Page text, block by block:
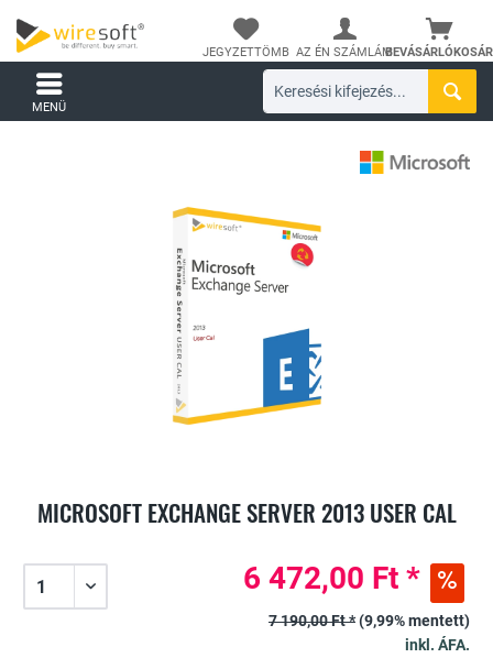
BEVÁSÁRLÓKOSÁR
JEGYZETTÖMB AZ ÉN SZÁMLÁM
MENÜ
MICROSOFT EXCHANGE SERVER 2013 USER CAL
6 472,00 Ft *
7 190,00 Ft *(9,99% mentett)
inkl. ÁFA.